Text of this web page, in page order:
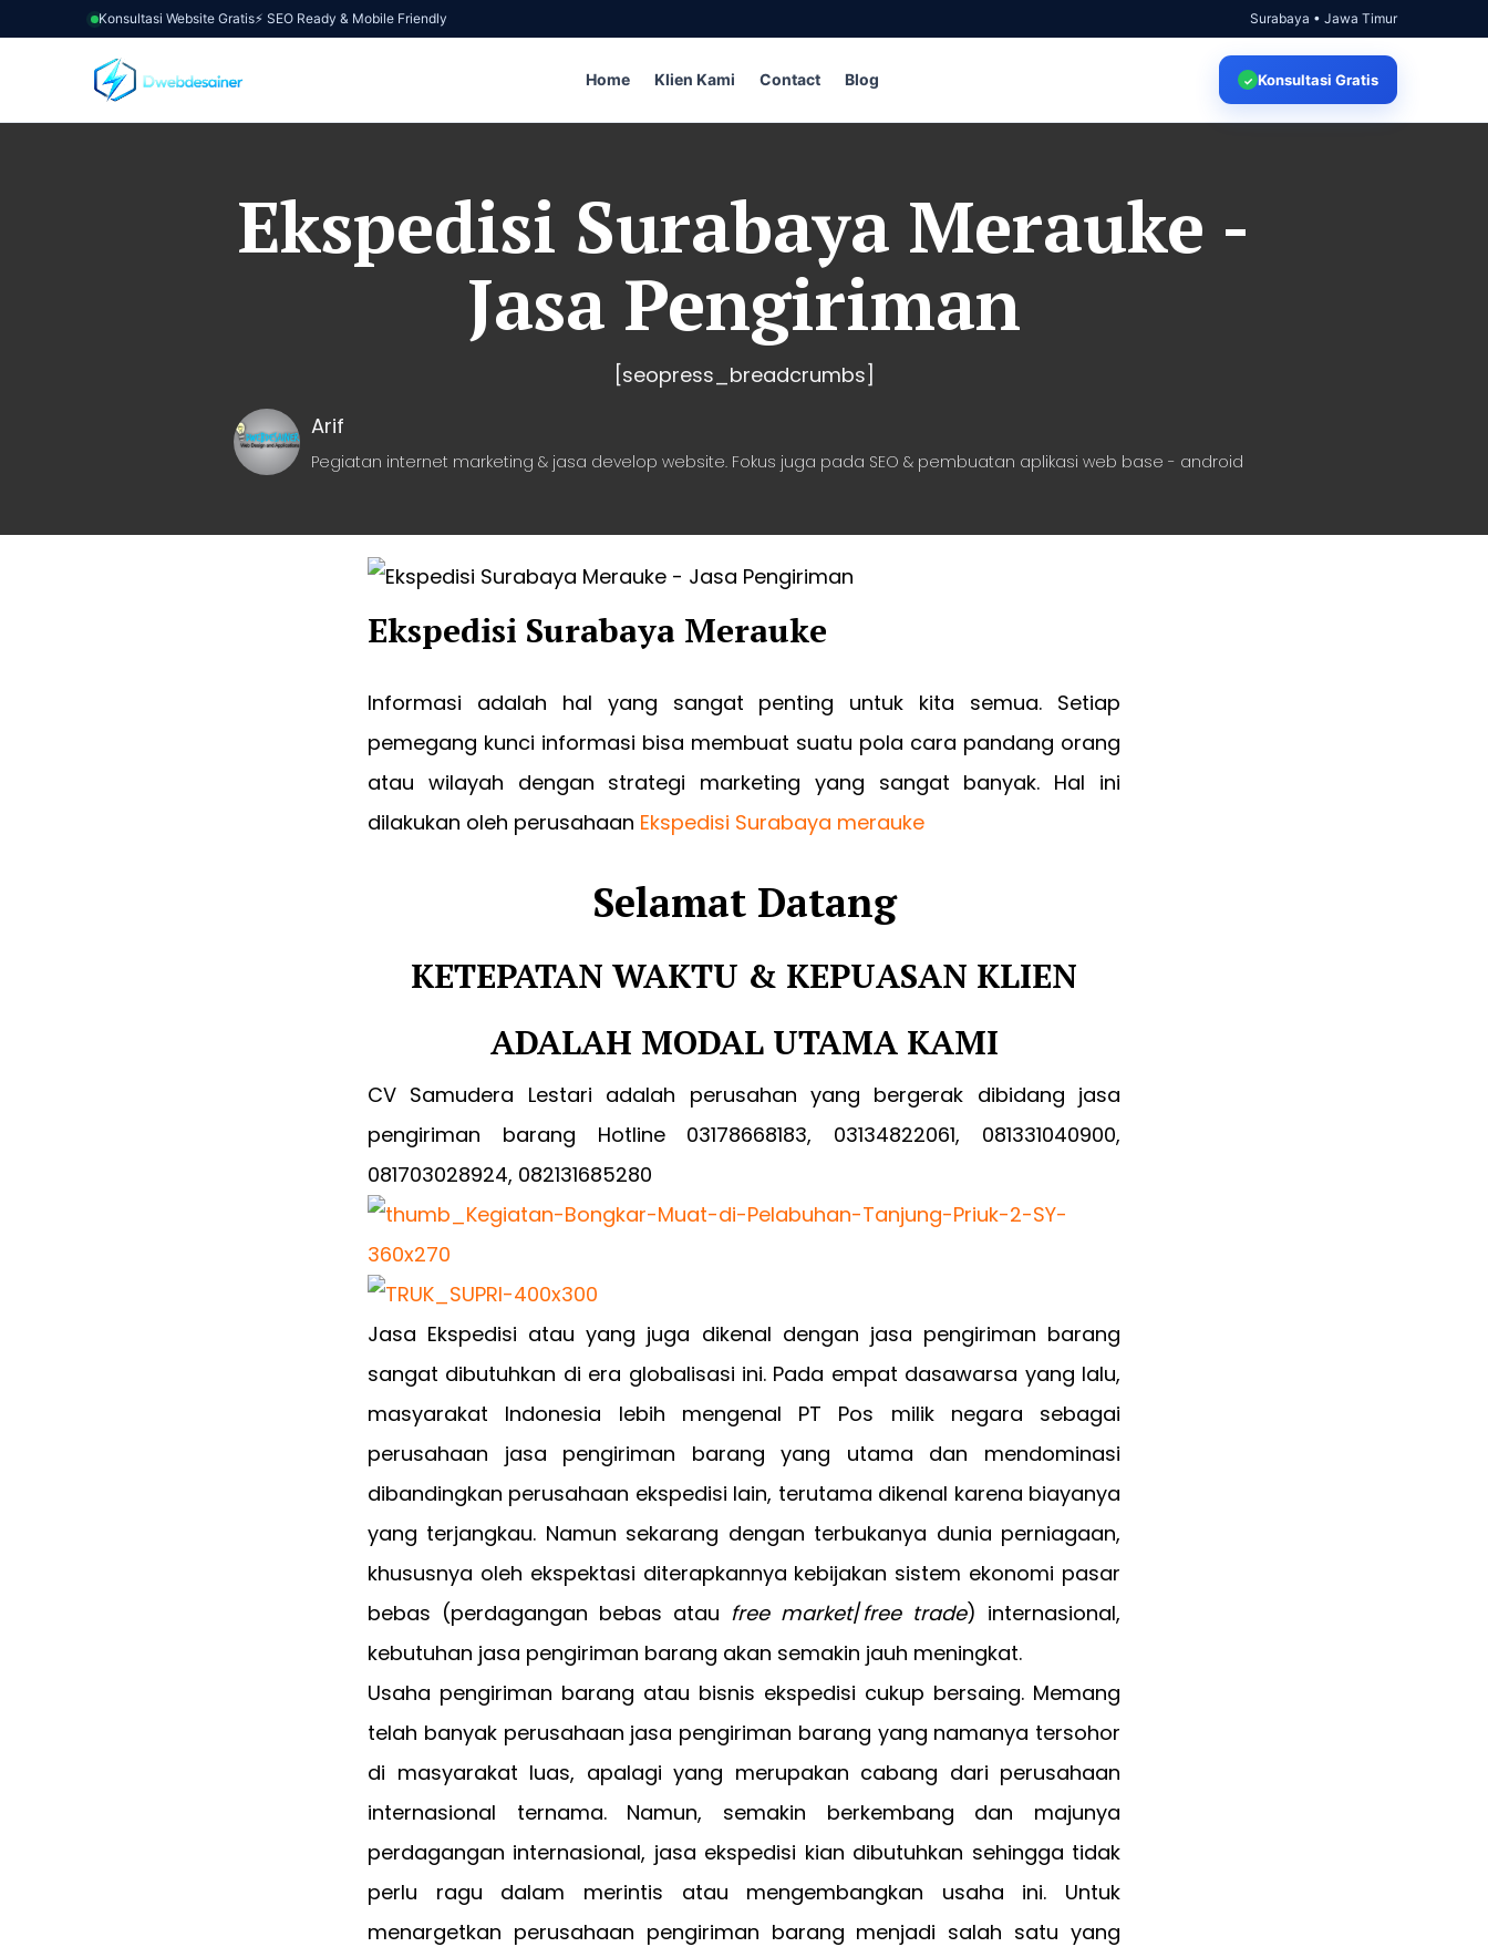
Konsultasi Website Gratis⚡ SEO Ready & Mobile Friendly Surabaya • Jawa Timur
Home Klien Kami Contact Blog ✓ Konsultasi Gratis
Ekspedisi Surabaya Merauke -
Jasa Pengiriman
[seopress_breadcrumbs]
Arif
Pegiatan internet marketing & jasa develop website. Fokus juga pada SEO & pembuatan aplikasi web base - android
Ekspedisi Surabaya Merauke
Informasi adalah hal yang sangat penting untuk kita semua. Setiap
pemegang kunci informasi bisa membuat suatu pola cara pandang orang
atau wilayah dengan strategi marketing yang sangat banyak. Hal ini
dilakukan oleh perusahaan Ekspedisi Surabaya merauke
Selamat Datang
KETEPATAN WAKTU & KEPUASAN KLIEN
ADALAH MODAL UTAMA KAMI
CV Samudera Lestari adalah perusahan yang bergerak dibidang jasa
pengiriman barang Hotline 03178668183, 03134822061, 081331040900,
081703028924, 082131685280
Jasa Ekspedisi atau yang juga dikenal dengan jasa pengiriman barang
sangat dibutuhkan di era globalisasi ini. Pada empat dasawarsa yang lalu,
masyarakat Indonesia lebih mengenal PT Pos milik negara sebagai
perusahaan jasa pengiriman barang yang utama dan mendominasi
dibandingkan perusahaan ekspedisi lain, terutama dikenal karena biayanya
yang terjangkau. Namun sekarang dengan terbukanya dunia perniagaan,
khususnya oleh ekspektasi diterapkannya kebijakan sistem ekonomi pasar
bebas (perdagangan bebas atau free market/free trade) internasional,
kebutuhan jasa pengiriman barang akan semakin jauh meningkat.
Usaha pengiriman barang atau bisnis ekspedisi cukup bersaing. Memang
telah banyak perusahaan jasa pengiriman barang yang namanya tersohor
di masyarakat luas, apalagi yang merupakan cabang dari perusahaan
internasional ternama. Namun, semakin berkembang dan majunya
perdagangan internasional, jasa ekspedisi kian dibutuhkan sehingga tidak
perlu ragu dalam merintis atau mengembangkan usaha ini. Untuk
menargetkan perusahaan pengiriman barang menjadi salah satu yang